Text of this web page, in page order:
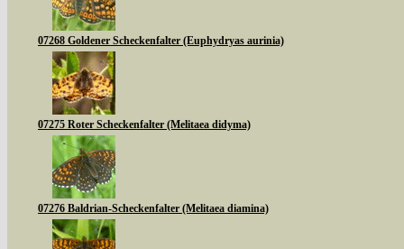
07268 Goldener Scheckenfalter (Euphydryas aurinia)
07275 Roter Scheckenfalter (Melitaea didyma)
07276 Baldrian-Scheckenfalter (Melitaea diamina)